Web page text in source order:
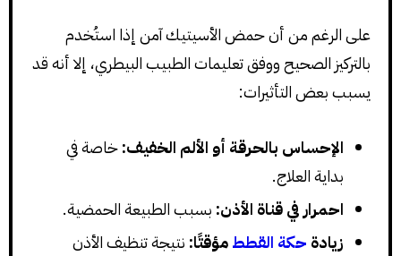
على الرغم من أن حمض الأسيتيك آمن إذا استُخدم
بالتركيز الصحيح ووفق تعليمات الطبيب البيطري، إلا أنه قد
يسبب بعض التأثيرات:
الإحساس بالحرقة أو الألم الخفيف:خاصة في
بداية العلاج.
احمرار في قناة الأذن: بسبب الطبيعة الحمضية.
زيادة حكة القططمؤقتًا: نتيجة تنظيف الأذن